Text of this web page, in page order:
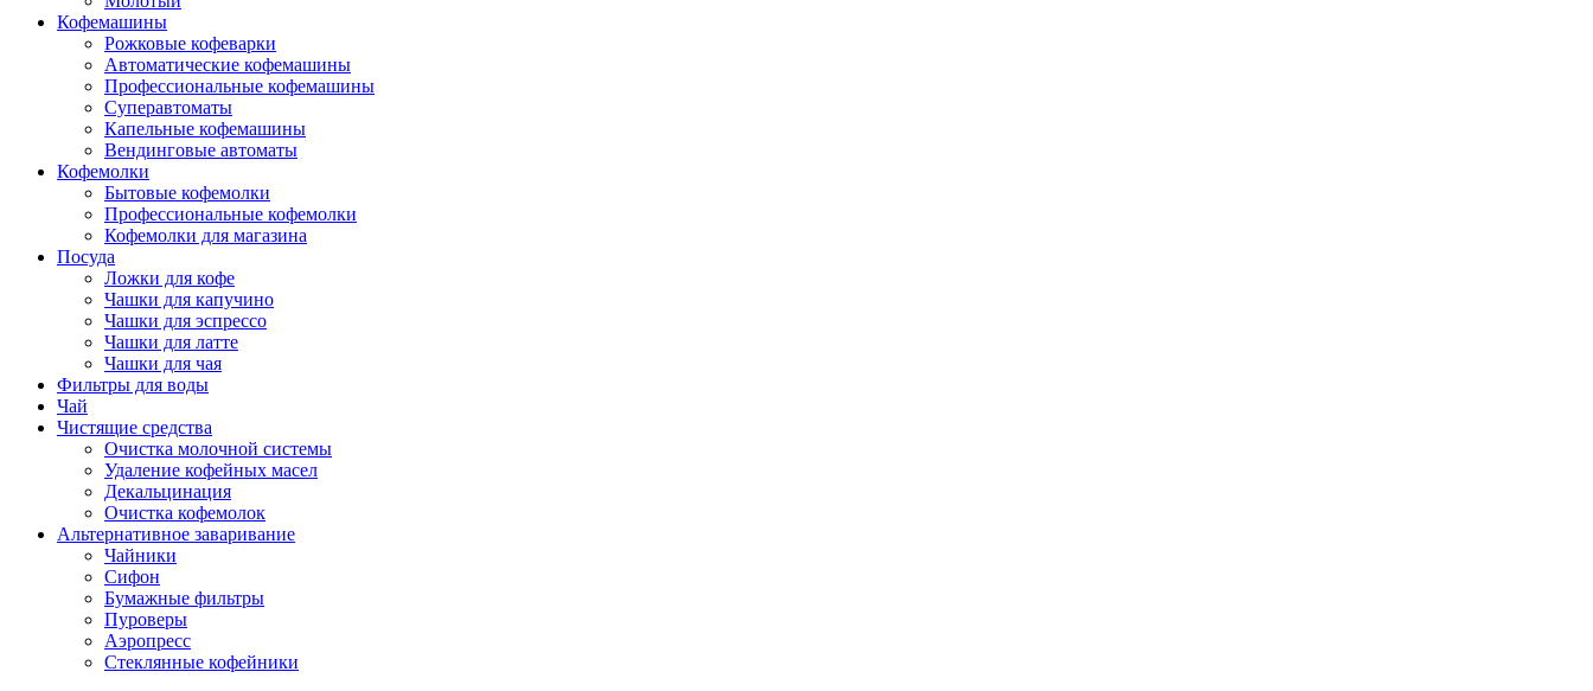
Кофемашины
Рожковые кофеварки
Автоматические кофемашины
Профессиональные кофемашины
Суперавтоматы
Капельные кофемашины
Вендинговые автоматы
Кофемолки
Бытовые кофемолки
Профессиональные кофемолки
Кофемолки для магазина
Посуда
Ложки для кофе
Чашки для капучино
Чашки для эспрессо
Чашки для латте
Чашки для чая
Фильтры для воды
Чай
Чистящие средства
Очистка молочной системы
Удаление кофейных масел
Декальцинация
Очистка кофемолок
Альтернативное заваривание
Чайники
Сифон
Бумажные фильтры
Пуроверы
Аэропресс
Стеклянные кофейники